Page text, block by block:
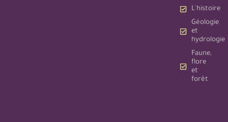
L'histoire
Géologie
et
hydrologie
Faune,
flore
et
forêt